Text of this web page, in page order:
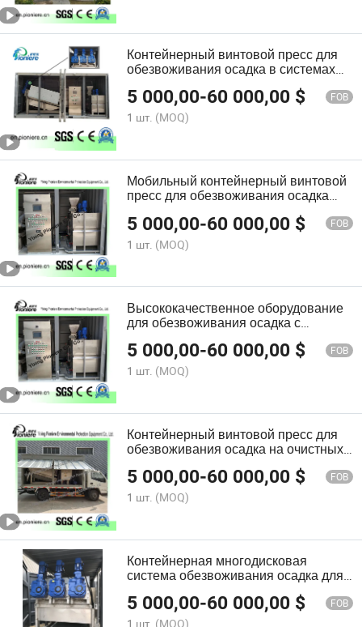
Контейнерный винтовой пресс для
обезвоживания осадка в системах
5 000,00-60 000,00 $ FOB
1 шт. (MOQ)
Мобильный контейнерный винтовой
пресс для обезвоживания осадка
5 000,00-60 000,00 $ FOB
1 шт. (MOQ)
Высококачественное оборудование
для обезвоживания осадка с
помощью винтового пресса для
очистки сточных вод
5 000,00-60 000,00 $ FOB
1 шт. (MOQ)
Контейнерный винтовой пресс для
обезвоживания осадка на очистных
5 000,00-60 000,00 $ FOB
1 шт. (MOQ)
Контейнерная многодисковая
система обезвоживания осадка для
5 000,00-60 000,00 $ FOB
1 шт. (MOQ)